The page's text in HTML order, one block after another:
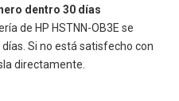
dentro 30 días
de HP HSTNN-OB3E se
Si no está satisfecho con
directamente.